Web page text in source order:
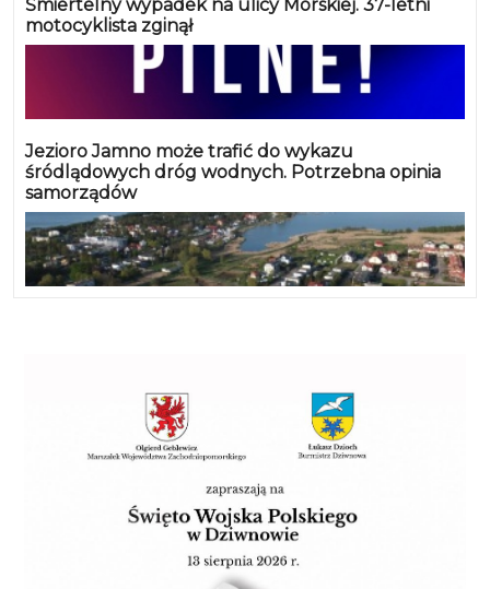
Śmiertelny wypadek na ulicy Morskiej. 37-letni
motocyklista zginął
Jezioro Jamno może trafić do wykazu
śródlądowych dróg wodnych. Potrzebna opinia
samorządów